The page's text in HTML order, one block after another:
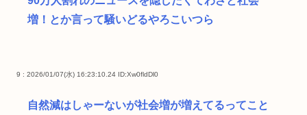
増！とか言って騒いどるやろこいつら
9 : 2026/01/07(水) 16:23:10.24 ID:Xw0fldDl0
自然減はしゃーないが社会増が増えてるってこと